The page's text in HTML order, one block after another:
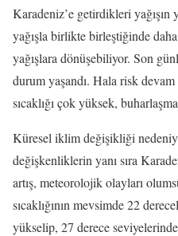
Karadeniz’e getirdikleri yağışın
yağışla birlikte birleştiğinde
yağışlara dönüşebiliyor. Son
durum yaşandı. Hala risk
sıcaklığı çok yüksek,
Küresel iklim değişikliği
değişkenliklerin yanı sıra
artış, meteorolojik olayları
sıcaklığının mevsimde 22
yükselip, 27 derece